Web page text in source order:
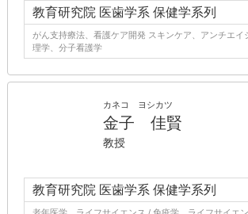
教育研究院 医歯学系 保健学系列
がん支持療法、看護ケア開発 スキンケア、アンチエイ
理学、分子看護学
カネコ ヨシカツ
金子 佳賢
教授
教育研究院 医歯学系 保健学系列